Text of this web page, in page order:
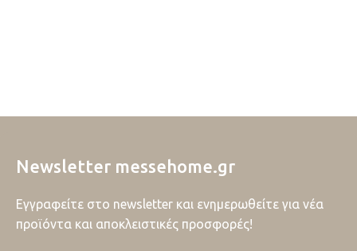
Newsletter messehome.gr
Εγγραφείτε στο newsletter και ενημερωθείτε για νέα
προϊόντα και αποκλειστικές προσφορές!